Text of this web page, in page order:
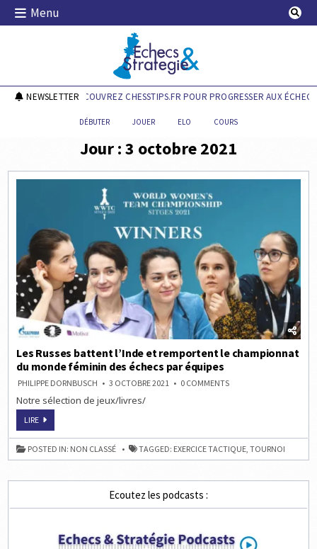
Skip
Menu
Echecs & Stratégie
NEWSLETTERDÉCOUVREZ CHESSTIPS.FR POUR PROGRESSER AUX ÉCHECS
DÉBUTER JOUER ELO COURS
Jour :3 octobre 2021
Les Russes battent l’Inde et remportent le championnat
du monde féminin des échecs par équipes
PHILIPPE DORNBUSCH 3 OCTOBRE 2021 0 COMMENTSON
LE
CHAMPIONNAT
DU
DES
ÉQUIPES
Notre sélection de jeux/livres/
LIRELES
BATTENT
L’INDE
ET
REMPORTENT
CHAMPIONNAT
ÉQUIPES
POSTED IN: NON CLASSÉ TAGGED: EXERCICE TACTIQUE ,TOURNOI
Ecoutez les podcasts :